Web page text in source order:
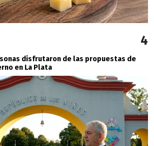
4
disfrutaron de las propuestas de
en La Plata